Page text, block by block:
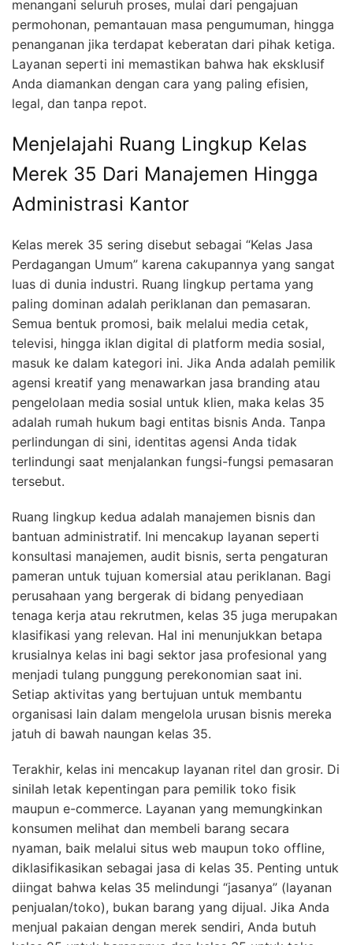
menangani seluruh proses, mulai dari pengajuan
permohonan, pemantauan masa pengumuman, hingga
penanganan jika terdapat keberatan dari pihak ketiga.
Layanan seperti ini memastikan bahwa hak eksklusif
Anda diamankan dengan cara yang paling efisien,
legal, dan tanpa repot.
Menjelajahi Ruang Lingkup Kelas
Merek 35 Dari Manajemen Hingga
Administrasi Kantor
Kelas merek 35 sering disebut sebagai “Kelas Jasa
Perdagangan Umum” karena cakupannya yang sangat
luas di dunia industri. Ruang lingkup pertama yang
paling dominan adalah periklanan dan pemasaran.
Semua bentuk promosi, baik melalui media cetak,
televisi, hingga iklan digital di platform media sosial,
masuk ke dalam kategori ini. Jika Anda adalah pemilik
agensi kreatif yang menawarkan jasa branding atau
pengelolaan media sosial untuk klien, maka kelas 35
adalah rumah hukum bagi entitas bisnis Anda. Tanpa
perlindungan di sini, identitas agensi Anda tidak
terlindungi saat menjalankan fungsi-fungsi pemasaran
tersebut.
Ruang lingkup kedua adalah manajemen bisnis dan
bantuan administratif. Ini mencakup layanan seperti
konsultasi manajemen, audit bisnis, serta pengaturan
pameran untuk tujuan komersial atau periklanan. Bagi
perusahaan yang bergerak di bidang penyediaan
tenaga kerja atau rekrutmen, kelas 35 juga merupakan
klasifikasi yang relevan. Hal ini menunjukkan betapa
krusialnya kelas ini bagi sektor jasa profesional yang
menjadi tulang punggung perekonomian saat ini.
Setiap aktivitas yang bertujuan untuk membantu
organisasi lain dalam mengelola urusan bisnis mereka
jatuh di bawah naungan kelas 35.
Terakhir, kelas ini mencakup layanan ritel dan grosir. Di
sinilah letak kepentingan para pemilik toko fisik
maupun e-commerce. Layanan yang memungkinkan
konsumen melihat dan membeli barang secara
nyaman, baik melalui situs web maupun toko offline,
diklasifikasikan sebagai jasa di kelas 35. Penting untuk
diingat bahwa kelas 35 melindungi “jasanya” (layanan
penjualan/toko), bukan barang yang dijual. Jika Anda
menjual pakaian dengan merek sendiri, Anda butuh